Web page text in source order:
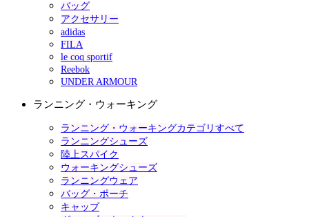
バッグ
アクセサリー
adidas
FILA
le coq sportif
Reebok
UNDER ARMOUR
ランニング・ウォーキング
ランニング・ウォーキングカテゴリすべて
ランニングシューズ
陸上スパイク
ウォーキングシューズ
ランニングウェア
バッグ・ポーチ
キャップ